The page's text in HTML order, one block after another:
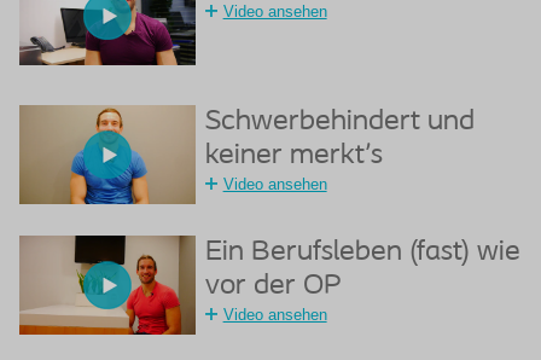
Video ansehen
Schwerbehindert und
keiner merkt's
Video ansehen
Ein Berufsleben (fast) wie
vor der OP
Video ansehen